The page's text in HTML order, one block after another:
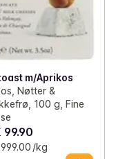
m/Aprikos
Nøtter &
100 g, Fine
99.90
/kg